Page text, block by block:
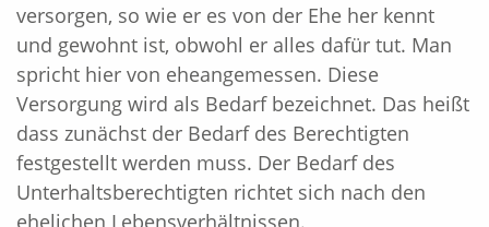
versorgen, so wie er es von der Ehe her kennt
und gewohnt ist, obwohl er alles dafür tut. Man
spricht hier von eheangemessen. Diese
Versorgung wird als Bedarf bezeichnet. Das heißt
dass zunächst der Bedarf des Berechtigten
festgestellt werden muss. Der Bedarf des
Unterhaltsberechtigten richtet sich nach den
ehelichen Lebensverhältnissen.